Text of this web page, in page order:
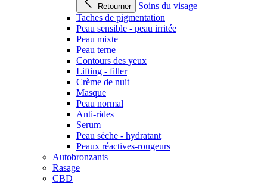
Retourner
Soins du visage
Taches de pigmentation
Peau sensible - peau irritée
Peau mixte
Peau terne
Contours des yeux
Lifting - filler
Crème de nuit
Masque
Peau normal
Anti-rides
Serum
Peau sèche - hydratant
Peaux réactives-rougeurs
Autobronzants
Rasage
CBD